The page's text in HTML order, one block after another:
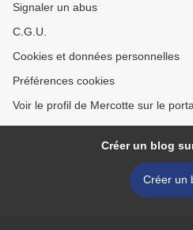
Signaler un abus
C.G.U.
Cookies et données personnelles
Préférences cookies
Voir le profil de Mercotte sur le
Créer un blog
Créer un